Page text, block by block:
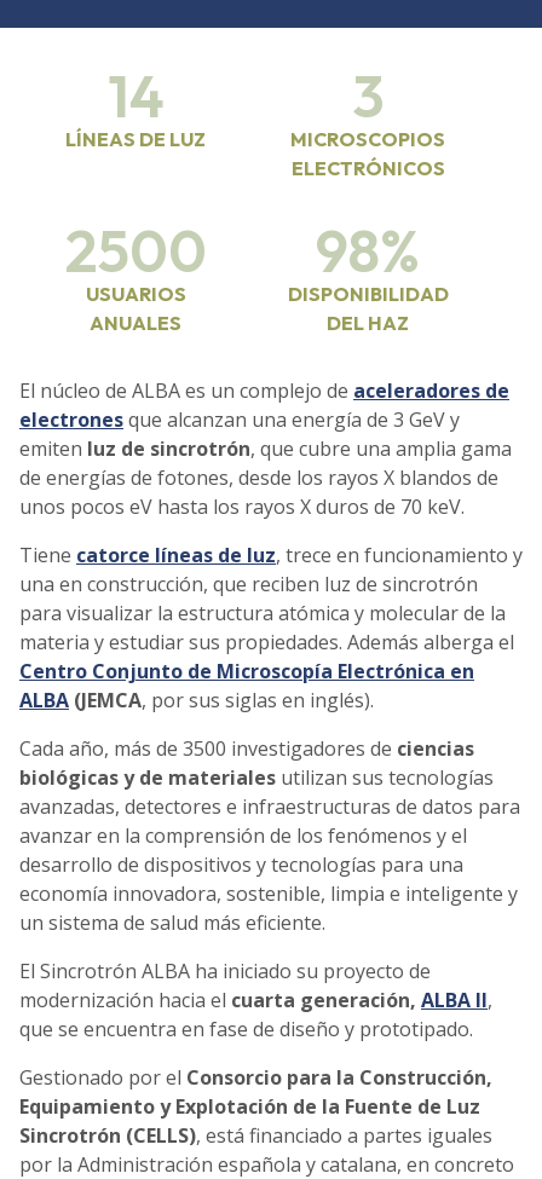
14
LÍNEAS DE LUZ
3
MICROSCOPIOS
ELECTRÓNICOS
2500
USUARIOS
ANUALES
98%
DISPONIBILIDAD
DEL HAZ
El núcleo de ALBA es un complejo de aceleradores de
electronesque alcanzan una energía de 3 GeV y
emiten luz de sincrotrón, que cubre una amplia gama
de energías de fotones, desde los rayos X blandos de
unos pocos eV hasta los rayos X duros de 70 keV.
Tiene catorce líneas de luz, trece en funcionamiento y
una en construcción, que reciben luz de sincrotrón
para visualizar la estructura atómica y molecular de la
materia y estudiar sus propiedades. Además alberga el
Centro Conjunto de Microscopía Electrónica en
ALBA (JEMCA, por sus siglas en inglés).
Cada año, más de 3500 investigadores de ciencias
biológicas y de materiales utilizan sus tecnologías
avanzadas, detectores e infraestructuras de datos para
avanzar en la comprensión de los fenómenos y el
desarrollo de dispositivos y tecnologías para una
economía innovadora, sostenible, limpia e inteligente y
un sistema de salud más eficiente.
El Sincrotrón ALBA ha iniciado su proyecto de
modernización hacia el cuarta generación, ALBA II,
que se encuentra en fase de diseño y prototipado.
Gestionado por el Consorcio para la Construcción,
Equipamiento y Explotación de la Fuente de Luz
Sincrotrón (CELLS), está financiado a partes iguales
por la Administración española y catalana, en concreto